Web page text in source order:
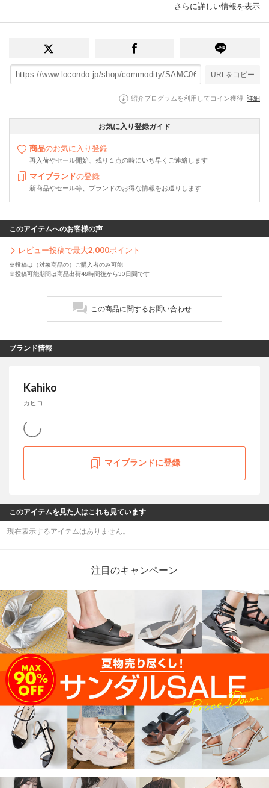
さらに詳しい情報を表示
URLをコピー
紹介プログラムを利用してコイン獲得 詳細
お気に入り登録ガイド
商品のお気に入り登録
再入荷やセール開始、残り１点の時にいち早くご連絡します
マイブランドの登録
新商品やセール等、ブランドのお得な情報をお送りします
このアイテムへのお客様の声
レビュー投稿で最大2,000ポイント
※投稿は（対象商品の）ご購入者のみ可能
※投稿可能期間は商品出荷48時間後から30日間です
この商品に関するお問い合わせ
ブランド情報
Kahiko
カヒコ
マイブランドに登録
このアイテムを見た人はこれも見ています
現在表示するアイテムはありません。
注目のキャンペーン